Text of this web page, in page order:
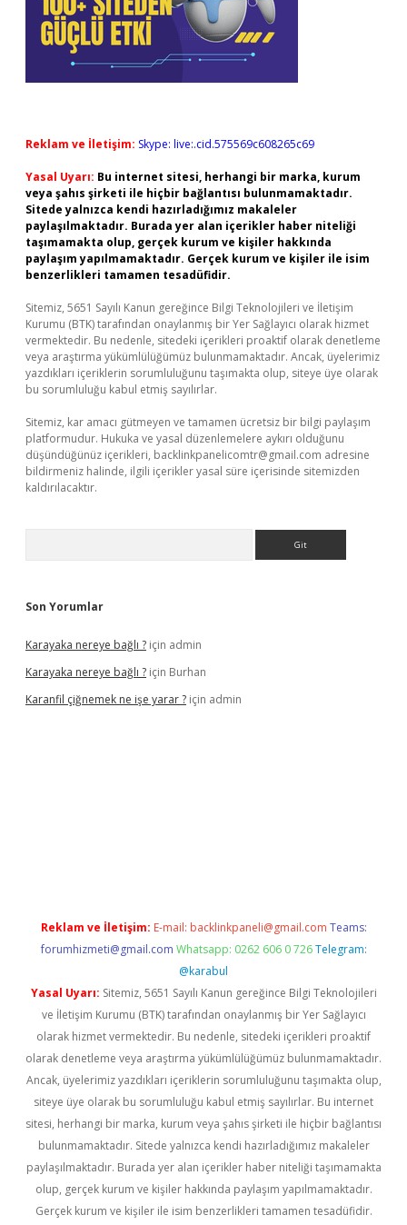
Reklam ve İletişim: Skype: live:.cid.575569c608265c69
Yasal Uyarı: Bu internet sitesi, herhangi bir marka, kurum
veya şahıs şirketi ile hiçbir bağlantısı bulunmamaktadır.
Sitede yalnızca kendi hazırladığımız makaleler
paylaşılmaktadır. Burada yer alan içerikler haber niteliği
taşımamakta olup, gerçek kurum ve kişiler hakkında
paylaşım yapılmamaktadır. Gerçek kurum ve kişiler ile isim
benzerlikleri tamamen tesadüfidir.
Sitemiz, 5651 Sayılı Kanun gereğince Bilgi Teknolojileri ve İletişim
Kurumu (BTK) tarafından onaylanmış bir Yer Sağlayıcı olarak hizmet
vermektedir. Bu nedenle, sitedeki içerikleri proaktif olarak denetleme
veya araştırma yükümlülüğümüz bulunmamaktadır. Ancak, üyelerimiz
yazdıkları içeriklerin sorumluluğunu taşımakta olup, siteye üye olarak
bu sorumluluğu kabul etmiş sayılırlar.
Sitemiz, kar amacı gütmeyen ve tamamen ücretsiz bir bilgi paylaşım
platformudur. Hukuka ve yasal düzenlemelere aykırı olduğunu
düşündüğünüz içerikleri, backlinkpanelicomtr@gmail.com adresine
bildirmeniz halinde, ilgili içerikler yasal süre içerisinde sitemizden
kaldırılacaktır.
Son Yorumlar
Karayaka nereye bağlı ? için admin
Karayaka nereye bağlı ? için Burhan
Karanfil çiğnemek ne işe yarar ? için admin
Reklam ve İletişim: E-mail: backlinkpaneli@gmail.com Teams:
forumhizmeti@gmail.com Whatsapp: 0262 606 0 726 Telegram:
@karabul
Yasal Uyarı: Sitemiz, 5651 Sayılı Kanun gereğince Bilgi Teknolojileri
ve İletişim Kurumu (BTK) tarafından onaylanmış bir Yer Sağlayıcı
olarak hizmet vermektedir. Bu nedenle, sitedeki içerikleri proaktif
olarak denetleme veya araştırma yükümlülüğümüz bulunmamaktadır.
Ancak, üyelerimiz yazdıkları içeriklerin sorumluluğunu taşımakta olup,
siteye üye olarak bu sorumluluğu kabul etmiş sayılırlar. Bu internet
sitesi, herhangi bir marka, kurum veya şahıs şirketi ile hiçbir bağlantısı
bulunmamaktadır. Sitede yalnızca kendi hazırladığımız makaleler
paylaşılmaktadır. Burada yer alan içerikler haber niteliği taşımamakta
olup, gerçek kurum ve kişiler hakkında paylaşım yapılmamaktadır.
Gerçek kurum ve kişiler ile isim benzerlikleri tamamen tesadüfidir.